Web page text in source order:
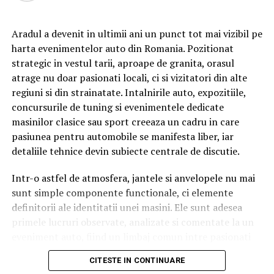
Cu râs pe săturate, surprize și personaje pline de viață,
comedia independentă „În pielea mea”intră în
cinematografele din toată țara din 10 februarie.
Spectatorilor li s-a pregătit o surpriză pentru data de
12 februarie: o seară specială „Date Night” organizată în
mai multe cinematografe din rețeaua Cinema City unde
toți cei care cumpără un bilet la comedia „În pielea mea”
Până pe 23 februarie, toți spectatorii din țară care și-au
cumpărat bilet la filmul „În pielea mea” se pot înscrie în
achiziției biletului la cinema înformularul dedicat
, premiul fiind oferit prin tragere la sorți pe
Aradul a devenit in ultimii ani un punct tot mai vizibil pe
harta evenimentelor auto din Romania. Pozitionat
strategic in vestul tarii, aproape de granita, orasul
atrage nu doar pasionati locali, ci si vizitatori din alte
regiuni si din strainatate. Intalnirile auto, expozitiile,
concursurile de tuning si evenimentele dedicate
masinilor clasice sau sport creeaza un cadru in care
pasiunea pentru automobile se manifesta liber, iar
detaliile tehnice devin subiecte centrale de discutie.
Intr-o astfel de atmosfera, jantele si anvelopele nu mai
sunt simple componente functionale, ci elemente
definitorii ale identitatii unei masini. Ele sunt adesea
primele lucruri observate, analizate si comentate la un
rent a car, indiferent de varsta sau experienta.
CITESTE IN CONTINUARE